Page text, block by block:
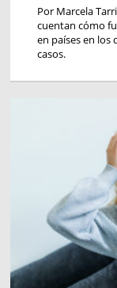
Por Marcela
cuentan cómo
en países en los
casos.